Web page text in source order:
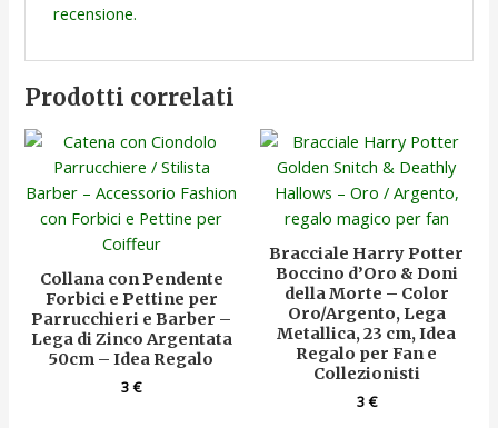
recensione.
Prodotti correlati
Collana con Pendente
Forbici e Pettine per
Parrucchieri e Barber –
Lega di Zinco Argentata
50cm – Idea Regalo
3€
Bracciale Harry Potter
Boccino d’Oro & Doni
della Morte – Color
Oro/Argento, Lega
Metallica, 23 cm, Idea
Regalo per Fan e
Collezionisti
3€